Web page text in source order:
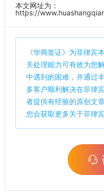
本文网址为：
https://
《华商签证》为菲律宾
关处理能力可有效为您
中遇到的困难，并通过
多客户顺利解决在菲律
者提供有经验的原创文
您会获取更多关于菲律